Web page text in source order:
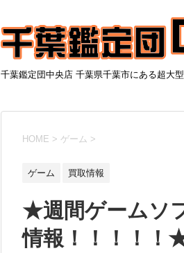
千葉鑑定団中央店 千葉県千葉市にある超大
HOME > ゲーム >
ゲーム 買取情報
★週間ゲームソ
情報！！！！！